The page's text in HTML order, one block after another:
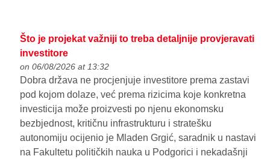
Što je projekat važniji to treba detaljnije provjeravati
investitore
on 06/08/2026 at 13:32
Dobra država ne procjenjuje investitore prema zastavi
pod kojom dolaze, već prema rizicima koje konkretna
investicija može proizvesti po njenu ekonomsku
bezbjednost, kritičnu infrastrukturu i stratešku
autonomiju ocijenio je Mladen Grgić, saradnik u nastavi
na Fakultetu političkih nauka u Podgorici i nekadašnji